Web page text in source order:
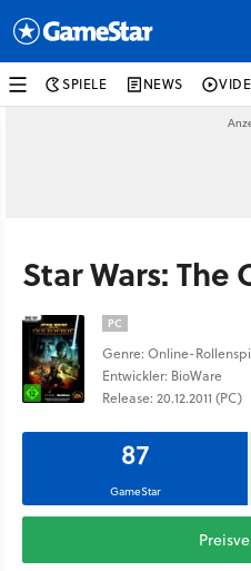
SPIELE NEWS
Star Wars: The
PC
Genre: Online-
Entwickler: BioWare
Release: 20.12.2011 (PC)
87
GameStar